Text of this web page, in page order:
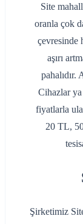
Site
oranla çok
çevresinde
aşırı
Cihazlar
fiyatlarla
20 TL,
Şirketimiz